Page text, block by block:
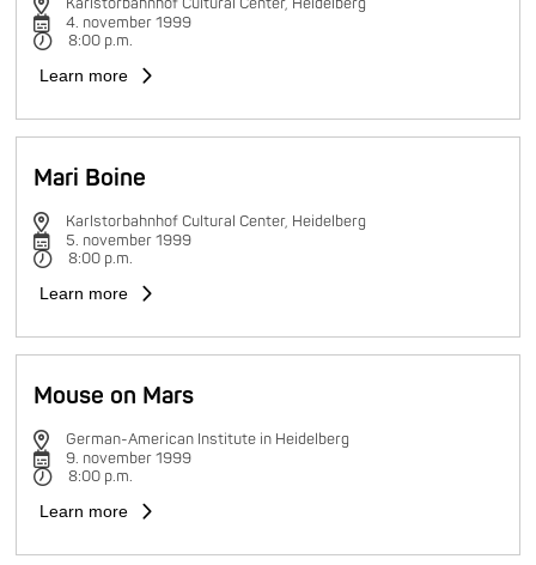
4. november 1999
8:00 p.m.
Learn more
Mari Boine
Karlstorbahnhof Cultural Center, Heidelberg
5. november 1999
8:00 p.m.
Learn more
Mouse on Mars
German-American Institute in Heidelberg
9. november 1999
8:00 p.m.
Learn more